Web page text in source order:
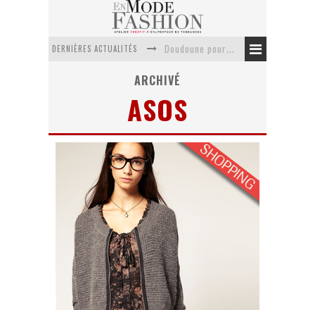
DERNIÈRES ACTUALITÉS
Doudoune pour femme : choisir la pièce idéale entre style, chaleur et durabilité
Anti chute cheveux homme : quelles solutions pour renforcer sa chevelure ?
Le retour du cachemire version casual
ARCHIVÉ
ASOS